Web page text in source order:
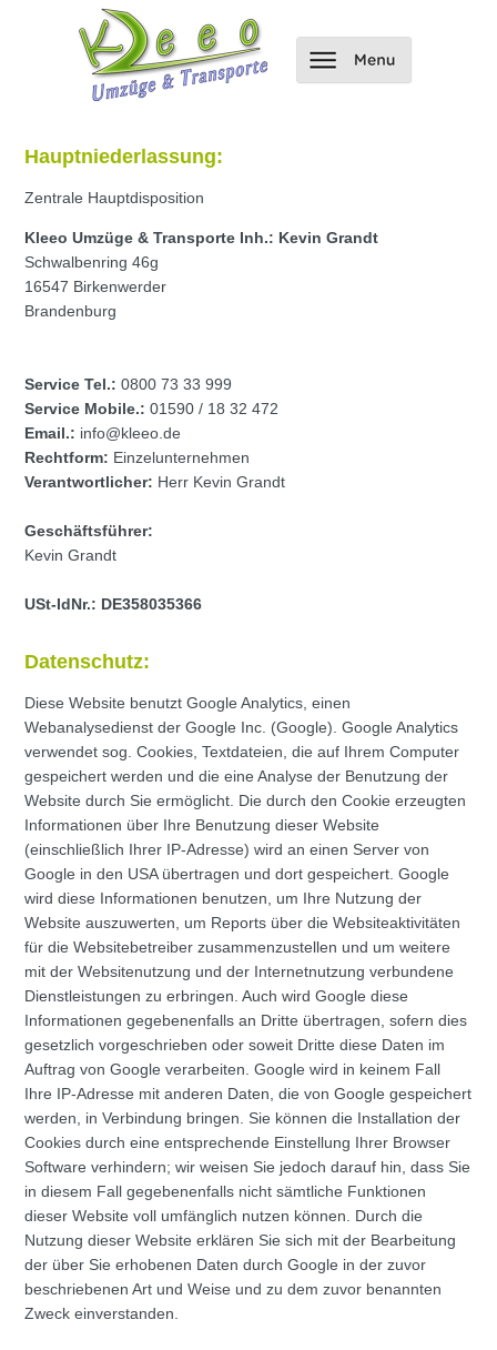
Hauptniederlassung:
Zentrale Hauptdisposition
Kleeo Umzüge & Transporte Inh.: Kevin Grandt
Schwalbenring 46g
16547 Birkenwerder
Brandenburg
Service Tel.: 0800 73 33 999
Service Mobile.: 01590 / 18 32 472
Email.: info@kleeo.de
Rechtform: Einzelunternehmen
Verantwortlicher: Herr Kevin Grandt
Geschäftsführer:
Kevin Grandt
USt-IdNr.: DE358035366
Datenschutz:
Diese Website benutzt Google Analytics, einen
Webanalysedienst der Google Inc. (Google). Google Analytics
verwendet sog. Cookies, Textdateien, die auf Ihrem Computer
gespeichert werden und die eine Analyse der Benutzung der
Website durch Sie ermöglicht. Die durch den Cookie erzeugten
Informationen über Ihre Benutzung dieser Website
(einschließlich Ihrer IP-Adresse) wird an einen Server von
Google in den USA übertragen und dort gespeichert. Google
wird diese Informationen benutzen, um Ihre Nutzung der
Website auszuwerten, um Reports über die Websiteaktivitäten
für die Websitebetreiber zusammenzustellen und um weitere
mit der Websitenutzung und der Internetnutzung verbundene
Dienstleistungen zu erbringen. Auch wird Google diese
Informationen gegebenenfalls an Dritte übertragen, sofern dies
gesetzlich vorgeschrieben oder soweit Dritte diese Daten im
Auftrag von Google verarbeiten. Google wird in keinem Fall
Ihre IP-Adresse mit anderen Daten, die von Google gespeichert
werden, in Verbindung bringen. Sie können die Installation der
Cookies durch eine entsprechende Einstellung Ihrer Browser
Software verhindern; wir weisen Sie jedoch darauf hin, dass Sie
in diesem Fall gegebenenfalls nicht sämtliche Funktionen
dieser Website voll umfänglich nutzen können. Durch die
Nutzung dieser Website erklären Sie sich mit der Bearbeitung
der über Sie erhobenen Daten durch Google in der zuvor
beschriebenen Art und Weise und zu dem zuvor benannten
Zweck einverstanden.